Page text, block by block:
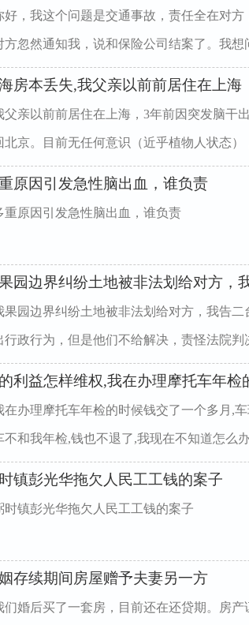
好，我这个问题是交通事故，责任全在对
方忽然通知我，说和保险公司结案了。我想
海房本丢失,我父亲以前前居住在上海
父亲以前前居住在上海，3年前因突发脑干
北京。目前无任何意识（近乎植物人状态）
原因引发急性脑出血，谁负责
重原因引发急性脑出血，谁负责
园边界纠纷土地被非法划给对方，
果园边界纠纷土地被非法划给对方，我告
行政行为，但是他们不给解决，责怪法院判
利益怎样维权,我在办理摩托车年检
在办理摩托车年检的时候钱交了一个多月,
不和我年检,钱也不退了,我现在不知道怎么
镇彭光华拖欠人民工工钱的案子
时镇彭光华拖欠人民工工钱的案子
存续期间房屋赠予夫妻另一方
们婚后买了一套房，目前还在还贷期。房